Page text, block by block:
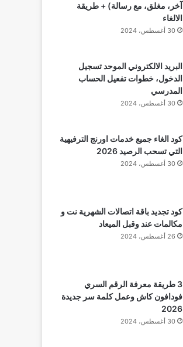
آخر، مغلق، مع رسالة) + طريقة
الالغاء
30 أغسطس، 2024
البريد الالكتروني الموحد تسجيل
الدخول، خطوات تفعيل الحساب
المدرسي
30 أغسطس، 2024
كود الغاء جميع خدمات اورنج الترفيهية
التي تسحب الرصيد 2026
30 أغسطس، 2024
كود تجديد باقة اتصالات الشهرية نت و
مكالمات عند وقبل الميعاد
26 أغسطس، 2024
3 طريقة معرفة الرقم السري
فودافون كاش وعمل كلمة سر جديدة
2026
30 أغسطس، 2024